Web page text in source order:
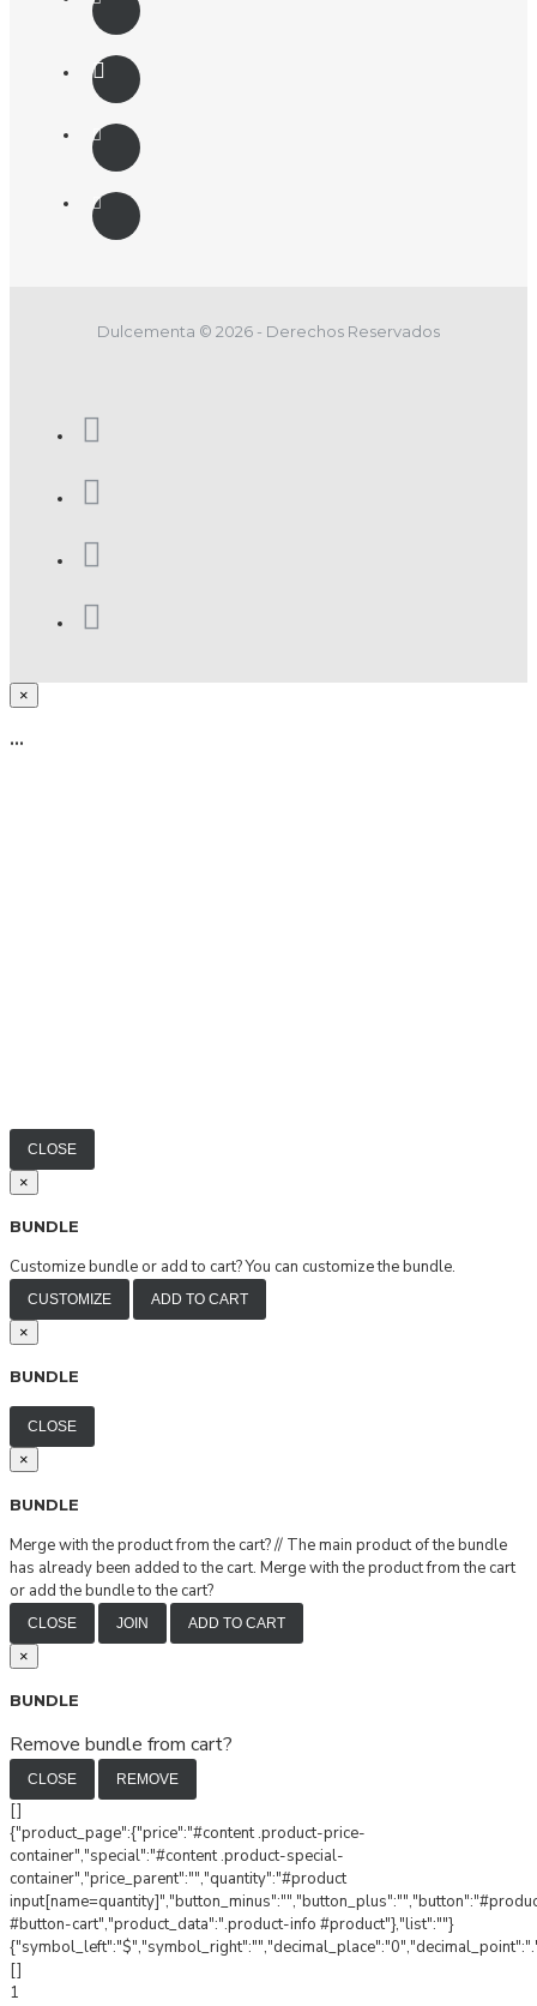
Dulcementa © 2026 - Derechos Reservados
×
...
CLOSE
×
BUNDLE
Customize bundle or add to cart?You can customize the bundle.
CUSTOMIZE ADD TO CART
×
BUNDLE
CLOSE
×
BUNDLE
Merge with the product from the cart?// The main product of the bundle
has already been added to the cart. Merge with the product from the cart
or add the bundle to the cart?
CLOSE JOIN ADD TO CART
×
BUNDLE
Remove bundle from cart?
CLOSE REMOVE
[]
{"product_page":{"price":"#content .product-price-
container","special":"#content .product-special-
container","price_parent":"","quantity":"#product
#button-cart","product_data":".product-info #product"},"list":""}
[]
1